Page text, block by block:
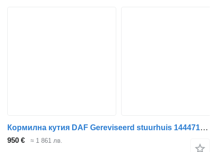
Кормилна кутия DAF Gereviseerd stuurhuis 1444710 за влекач
950 € ≈ 1 861 лв.